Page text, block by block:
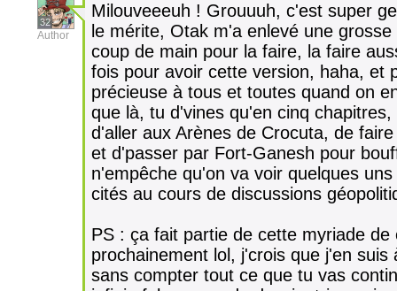
32
Author
Milouveeeuh ! Grouuuh, c'est super
le mérite, Otak m'a enlevé une
coup de main pour la faire, la faire
fois pour avoir cette version, haha, et
précieuse à tous et toutes quand on
que là, tu d'vines qu'en cinq
d'aller aux Arènes de Crocuta, de
et d'passer par Fort-Ganesh pour
n'empêche qu'on va voir quelques
cités au cours de discussions
PS : ça fait partie de cette myriade
prochainement lol, j'crois que j'en
sans compter tout ce que tu vas